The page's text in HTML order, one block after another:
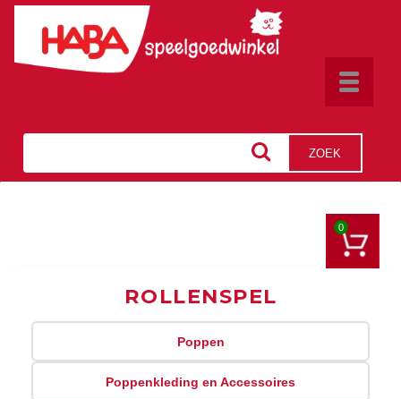
Toggle
ZOEK
0
ROLLENSPEL
Poppen
Poppenkleding en Accessoires